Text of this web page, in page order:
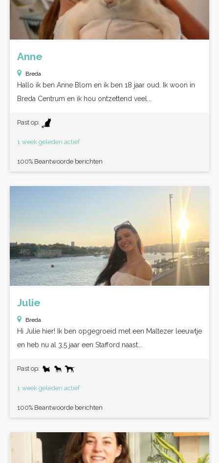
Anne
Breda
Hallo ik ben Anne Blom en ik ben 18 jaar oud. Ik woon in
Breda Centrum en ik hou ontzettend veel...
Past op:
1 week geleden actief
100% Beantwoorde berichten
Julie
Breda
Hi Julie hier! Ik ben opgegroeid met een Maltezer leeuwtje
en heb nu al 3,5 jaar een Stafford naast...
Past op:
1 week geleden actief
100% Beantwoorde berichten